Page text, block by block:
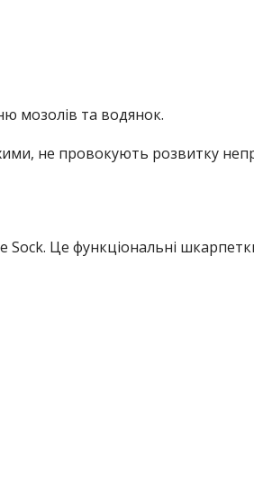
мозолів та водянок.
не провокують розвитку
Це функціональні